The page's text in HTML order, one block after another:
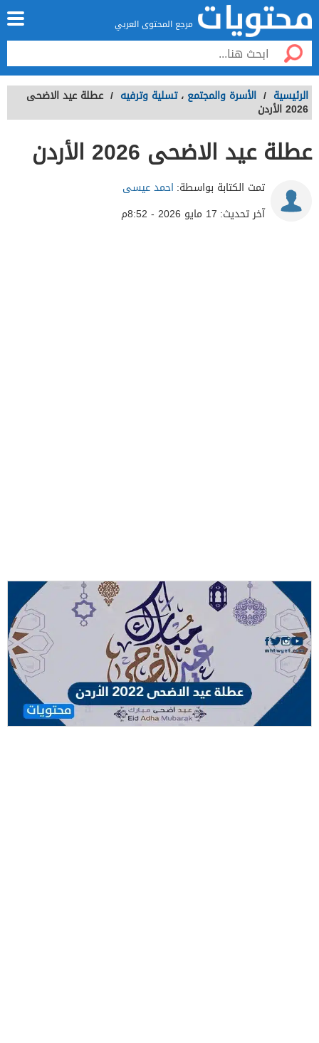
مرجع المحتوى العربي
الرئيسية / الأسرة والمجتمع ، تسلية وترفيه / عطلة عيد الاضحى
2026 الأردن
عطلة عيد الاضحى 2026 الأردن
تمت الكتابة بواسطة: احمد عيسى
آخر تحديث: 17 مايو 2026 - 8:52م